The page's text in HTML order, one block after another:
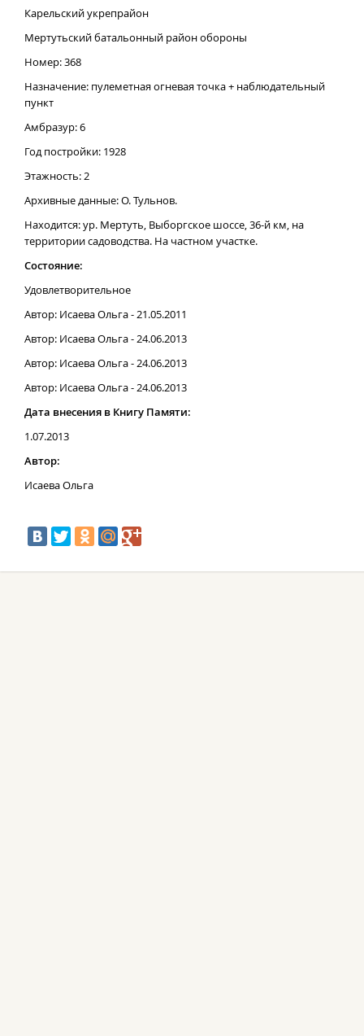
Карельский укрепрайон
Мертутьский батальонный район обороны
Номер: 368
Назначение: пулеметная огневая точка + наблюдательный
пункт
Амбразур: 6
Год постройки: 1928
Этажность: 2
Архивные данные: О. Тульнов.
Находится: ур. Мертуть, Выборгское шоссе, 36-й км, на
территории садоводства. На частном участке.
Состояние:
Удовлетворительное
Автор: Исаева Ольга - 21.05.2011
Автор: Исаева Ольга - 24.06.2013
Автор: Исаева Ольга - 24.06.2013
Автор: Исаева Ольга - 24.06.2013
Дата внесения в Книгу Памяти:
1.07.2013
Автор:
Исаева Ольга